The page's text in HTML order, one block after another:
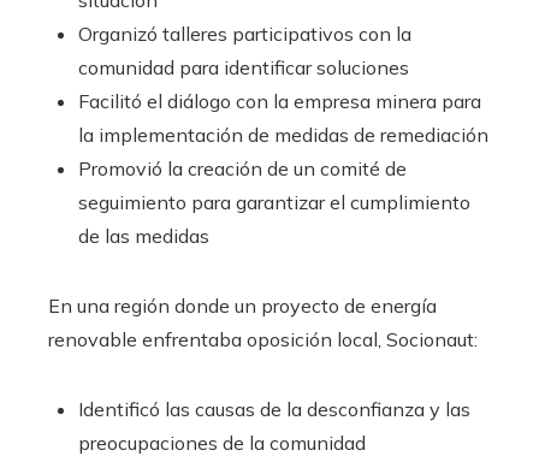
Organizó talleres participativos con la
comunidad para identificar soluciones
Facilitó el diálogo con la empresa minera para
la implementación de medidas de remediación
Promovió la creación de un comité de
seguimiento para garantizar el cumplimiento
de las medidas
En una región donde un proyecto de energía
renovable enfrentaba oposición local, Socionaut:
Identificó las causas de la desconfianza y las
preocupaciones de la comunidad